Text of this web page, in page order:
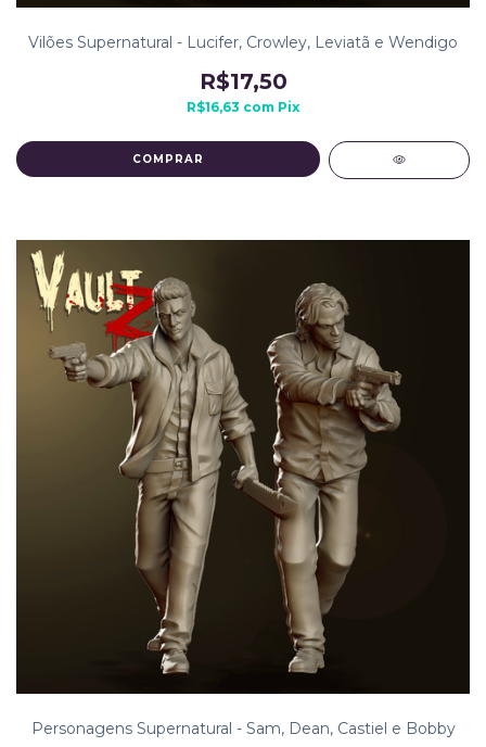
Vilões Supernatural - Lucifer, Crowley, Leviatã e Wendigo
R$17,50
R$16,63 com Pix
COMPRAR
Personagens Supernatural - Sam, Dean, Castiel e Bobby